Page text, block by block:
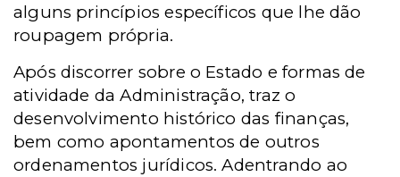
alguns princípios específicos que lhe dão
roupagem própria.
Após discorrer sobre o Estado e formas de
atividade da Administração, traz o
desenvolvimento histórico das finanças,
bem como apontamentos de outros
ordenamentos jurídicos. Adentrando ao